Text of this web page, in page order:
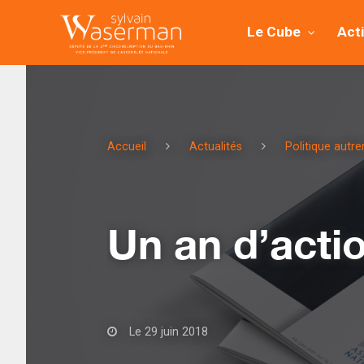
Le Cube
Accueil Actualités Politique
Un an
Le 29 juin 2018